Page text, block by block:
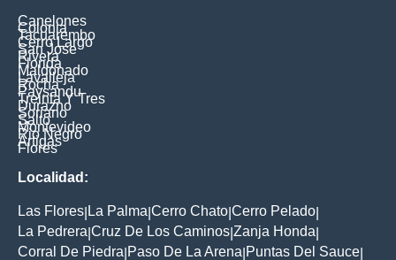
Canelones
Colonia
Tacuarembo
Cerro Largo
San Jose
Rivera
Florida
Maldonado
Lavalleja
Rocha
Paysandu
Treinta Y Tres
Durazno
Soriano
Salto
Montevideo
Rio Negro
Artigas
Flores
Localidad:
Las Flores La Palma Cerro Chato Cerro Pelado
La Pedrera Cruz De Los Caminos Zanja Honda
Corral De Piedra Paso De La Arena Puntas Del Sauce